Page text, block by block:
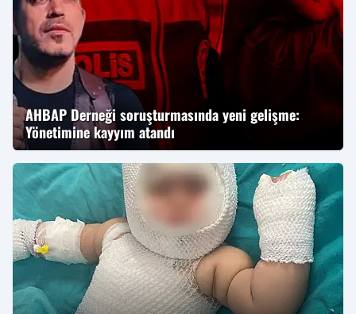
AHBAP Derneği soruşturmasında yeni gelişme:
Yönetimine kayyım atandı